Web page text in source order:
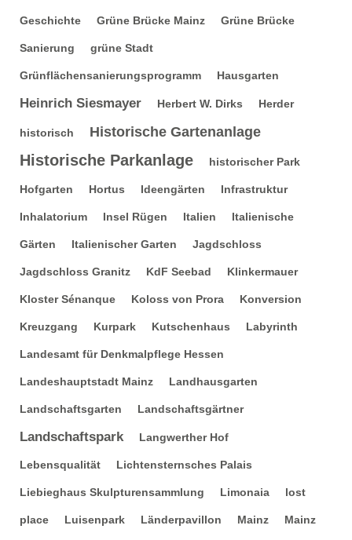
Geschichte Grüne Brücke Mainz Grüne Brücke
Sanierung grüne Stadt
Grünflächensanierungsprogramm Hausgarten
Heinrich Siesmayer Herbert W. Dirks Herder
historisch Historische Gartenanlage
Historische Parkanlage historischer Park
Hofgarten Hortus Ideengärten Infrastruktur
Inhalatorium Insel Rügen Italien Italienische
Gärten Italienischer Garten Jagdschloss
Jagdschloss Granitz KdF Seebad Klinkermauer
Kloster Sénanque Koloss von Prora Konversion
Kreuzgang Kurpark Kutschenhaus Labyrinth
Landesamt für Denkmalpflege Hessen
Landeshauptstadt Mainz Landhausgarten
Landschaftsgarten Landschaftsgärtner
Landschaftspark Langwerther Hof
Lebensqualität Lichtensternsches Palais
Liebieghaus Skulpturensammlung Limonaia lost
place Luisenpark Länderpavillon Mainz Mainz